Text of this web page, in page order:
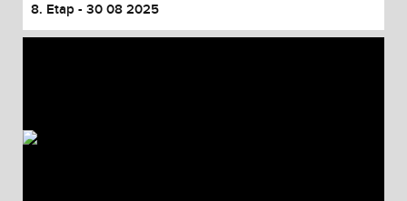
8. Etap - 30 08 2025